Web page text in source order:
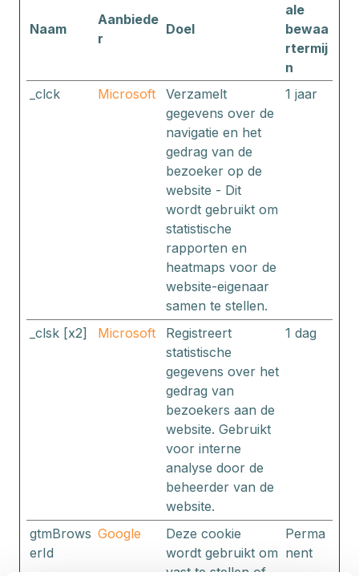
Naam
Aanbiede
r
Doel
ale
bewaa
rtermij
n
_clck
Microsoft
Verzamelt
gegevens over de
navigatie en het
gedrag van de
bezoeker op de
website - Dit
wordt gebruikt om
statistische
rapporten en
heatmaps voor de
website-eigenaar
samen te stellen.
1 jaar
_clsk [x2] Microsoft
Registreert
statistische
gegevens over het
gedrag van
bezoekers aan de
website. Gebruikt
voor interne
analyse door de
beheerder van de
website.
1 dag
gtmBrows
erId
Google
Deze cookie
wordt gebruikt om
vast te stellen of
Perma
nent